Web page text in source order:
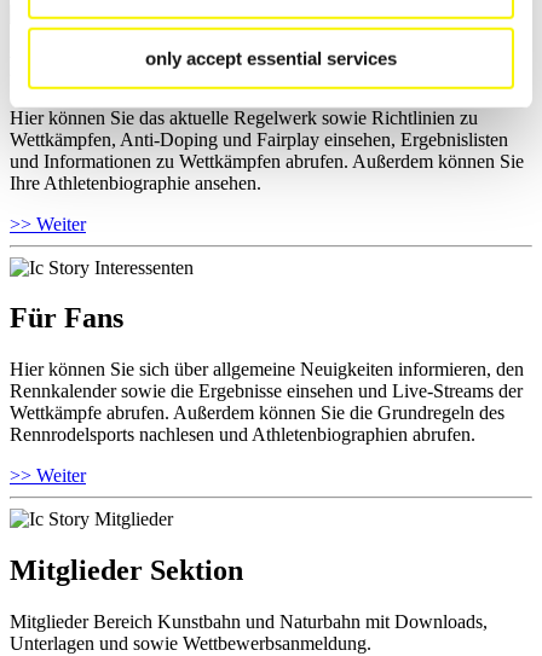
only accept essential services
Für Athleten
Hier können Sie das aktuelle Regelwerk sowie Richtlinien zu
Wettkämpfen, Anti-Doping und Fairplay einsehen, Ergebnislisten
und Informationen zu Wettkämpfen abrufen. Außerdem können Sie
Ihre Athletenbiographie ansehen.
>> Weiter
Für Fans
Hier können Sie sich über allgemeine Neuigkeiten informieren, den
Rennkalender sowie die Ergebnisse einsehen und Live-Streams der
Wettkämpfe abrufen. Außerdem können Sie die Grundregeln des
Rennrodelsports nachlesen und Athletenbiographien abrufen.
>> Weiter
Mitglieder Sektion
Mitglieder Bereich Kunstbahn und Naturbahn mit Downloads,
Unterlagen und sowie Wettbewerbsanmeldung.